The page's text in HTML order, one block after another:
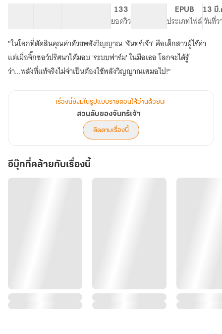
1
ถึง
25)
ลับ
ของ
จันทร์
133
ยอดวิว
EPUB
ประเภทไฟล์
13 มี
วันที่ว
"ในโลกที่ตัดสินคุณค่าด้วยพลังวิญญาณ 'จันทร์เจ้า' คือเด็กสาวผู้ไร้ค่า
แต่เมื่อจิ๊กซอว์ปริศนาได้มอบ 'ระบบฟาร์ม' ในมือเธอ โลกจะได้รู้
ว่า...พลังที่แท้จริงไม่จำเป็นต้องใช้พลังวิญญาณเสมอไป!"
เรื่องนี้ยังมีในรูปแบบรายตอนให้อ่านด้วยนะ
สวนลับของจันทร์เจ้า
ติดตามเรื่องนี้
อีบุ๊กที่คล้ายกับเรื่องนี้